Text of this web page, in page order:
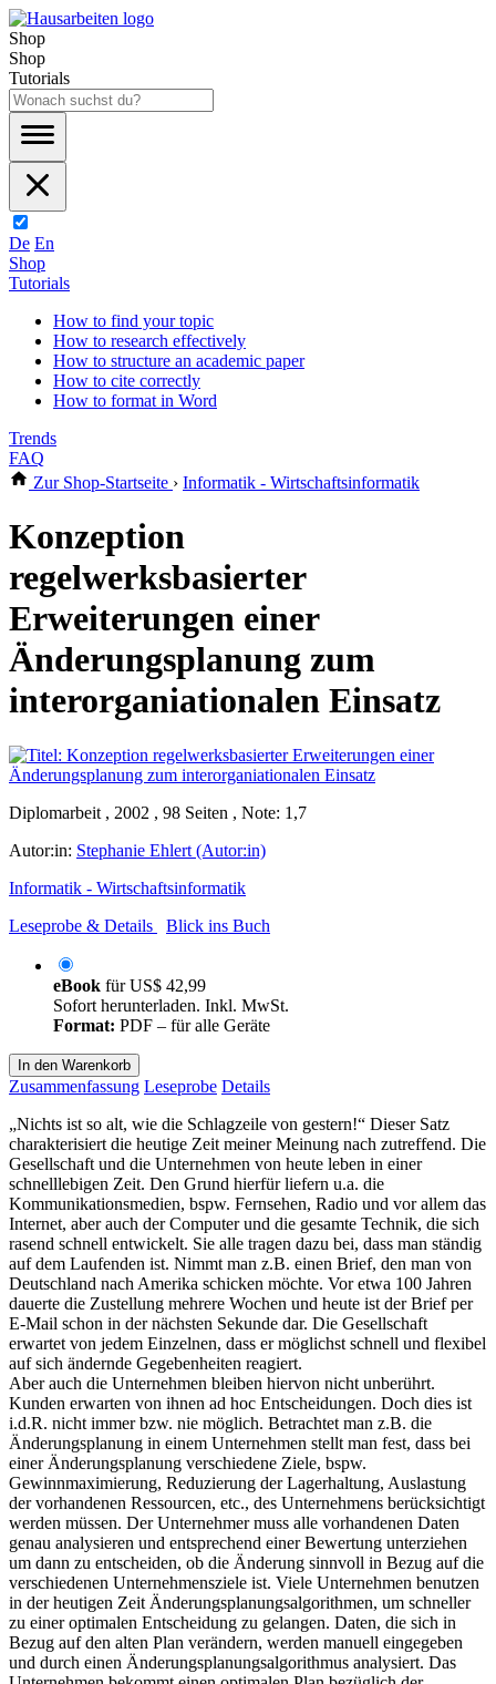
Shop
Shop
Tutorials
De En
Shop
Tutorials
How to find your topic
How to research effectively
How to structure an academic paper
How to cite correctly
How to format in Word
Trends
FAQ
Zur Shop-Startseite › Informatik - Wirtschaftsinformatik
Konzeption
regelwerksbasierter
Erweiterungen einer
Änderungsplanung zum
interorganiationalen Einsatz
Diplomarbeit , 2002 , 98 Seiten , Note: 1,7
Autor:in: Stephanie Ehlert (Autor:in)
Informatik - Wirtschaftsinformatik
Leseprobe & Details
Blick ins Buch
eBook fürUS$ 42,99
Sofort herunterladen. Inkl. MwSt.
Format: PDF – für alle Geräte
In den Warenkorb
Zusammenfassung Leseprobe Details
„Nichts ist so alt, wie die Schlagzeile von gestern!“ Dieser Satz
charakterisiert die heutige Zeit meiner Meinung nach zutreffend. Die
Gesellschaft und die Unternehmen von heute leben in einer
schnelllebigen Zeit. Den Grund hierfür liefern u.a. die
Kommunikationsmedien, bspw. Fernsehen, Radio und vor allem das
Internet, aber auch der Computer und die gesamte Technik, die sich
rasend schnell entwickelt. Sie alle tragen dazu bei, dass man ständig
auf dem Laufenden ist. Nimmt man z.B. einen Brief, den man von
Deutschland nach Amerika schicken möchte. Vor etwa 100 Jahren
dauerte die Zustellung mehrere Wochen und heute ist der Brief per
E-Mail schon in der nächsten Sekunde dar. Die Gesellschaft
erwartet von jedem Einzelnen, dass er möglichst schnell und flexibel
auf sich ändernde Gegebenheiten reagiert.
Aber auch die Unternehmen bleiben hiervon nicht unberührt.
Kunden erwarten von ihnen ad hoc Entscheidungen. Doch dies ist
i.d.R. nicht immer bzw. nie möglich. Betrachtet man z.B. die
Änderungsplanung in einem Unternehmen stellt man fest, dass bei
einer Änderungsplanung verschiedene Ziele, bspw.
Gewinnmaximierung, Reduzierung der Lagerhaltung, Auslastung
der vorhandenen Ressourcen, etc., des Unternehmens berücksichtigt
werden müssen. Der Unternehmer muss alle vorhandenen Daten
genau analysieren und entsprechend einer Bewertung unterziehen
um dann zu entscheiden, ob die Änderung sinnvoll in Bezug auf die
verschiedenen Unternehmensziele ist. Viele Unternehmen benutzen
in der heutigen Zeit Änderungsplanungsalgorithmen, um schneller
zu einer optimalen Entscheidung zu gelangen. Daten, die sich in
Bezug auf den alten Plan verändern, werden manuell eingegeben
und durch einen Änderungsplanungsalgorithmus analysiert. Das